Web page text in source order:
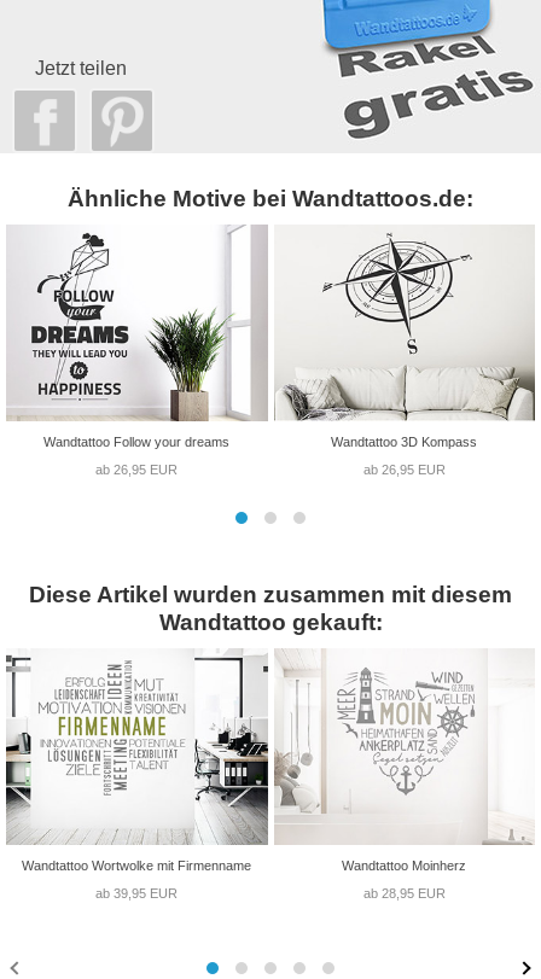
Jetzt teilen
Ähnliche Motive bei Wandtattoos.de:
Wandtattoo Follow your dreams
ab 26,95 EUR
Wandtattoo 3D Kompass
ab 26,95 EUR
Diese Artikel wurden zusammen mit diesem
Wandtattoo gekauft:
Wandtattoo Wortwolke mit Firmenname
ab 39,95 EUR
Wandtattoo Moinherz
ab 28,95 EUR